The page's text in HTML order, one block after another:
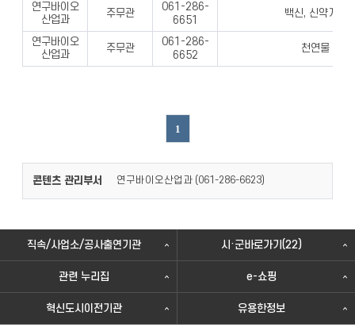
연구바이오
산업과
주무관
061-286-
6651
백신, 신약개발
연구바이오
산업과
주무관
061-286-
6652
천연물 업무
1
콘텐츠 관리부서 연구바이오산업과 (061-286-6623)
직속/사업소/공사출연기관 시·군바로가기(22)
관련 누리집 e-쇼핑
혁신도시이전기관 유용한정보